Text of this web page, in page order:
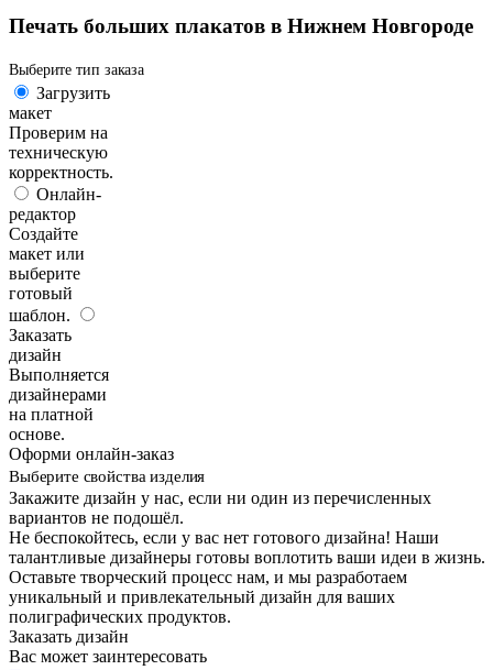
Печать больших плакатов в Нижнем Новгороде
Выберите тип заказа
Загрузить
макет
Проверим на
техническую
корректность.
Онлайн-
редактор
Создайте
макет или
выберите
готовый
шаблон.
Заказать
дизайн
Выполняется
дизайнерами
на платной
основе.
Оформи онлайн-заказ
Выберите свойства изделия
Закажите дизайн у нас, если ни один из перечисленных
вариантов не подошёл.
Не беспокойтесь, если у вас нет готового дизайна! Наши
талантливые дизайнеры готовы воплотить ваши идеи в жизнь.
Оставьте творческий процесс нам, и мы разработаем
уникальный и привлекательный дизайн для ваших
полиграфических продуктов.
Заказать дизайн
Вас может заинтересовать